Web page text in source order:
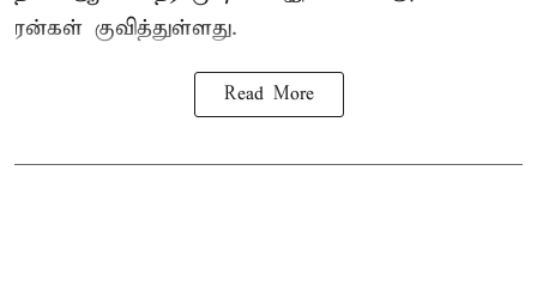
ரன்கள் குவித்துள்ளது.
Read More